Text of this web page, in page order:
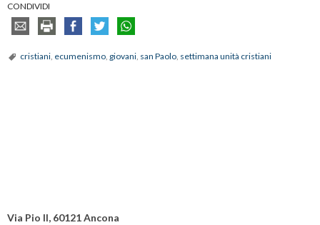
CONDIVIDI
cristiani, ecumenismo, giovani, san Paolo, settimana unità cristiani
Via Pio II, 60121 Ancona